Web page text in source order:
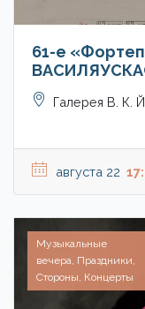
61-е
Галерея В. К.
августа 22
Музыкальные
вечера, Праздники,
Стороны, Концерты